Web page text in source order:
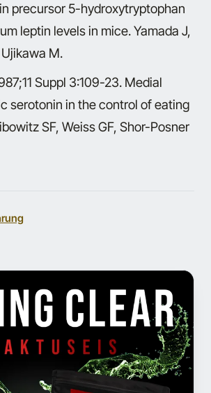
precursor 5-hydroxytryptophan
leptin levels in mice. Yamada J,
M.
Suppl 3:109-23. Medial
serotonin in the control of eating
SF, Weiss GF, Shor-Posner